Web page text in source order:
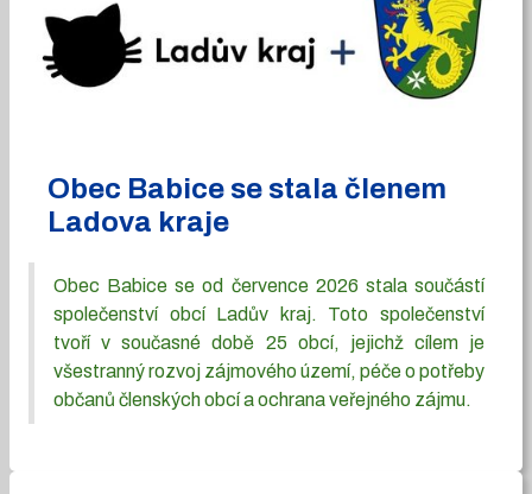
Obec Babice se stala členem
Ladova kraje
Obec Babice se od července 2026 stala součástí
společenství obcí Ladův kraj. Toto společenství
tvoří v současné době 25 obcí, jejichž cílem je
všestranný rozvoj zájmového území, péče o potřeby
občanů členských obcí a ochrana veřejného zájmu.